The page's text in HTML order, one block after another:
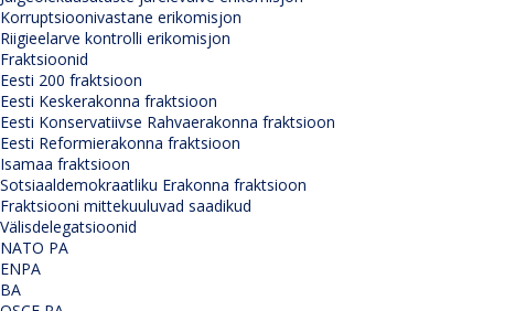
Korruptsioonivastane erikomisjon
Riigieelarve kontrolli erikomisjon
Fraktsioonid
Eesti 200 fraktsioon
Eesti Keskerakonna fraktsioon
Eesti Konservatiivse Rahvaerakonna fraktsioon
Eesti Reformierakonna fraktsioon
Isamaa fraktsioon
Sotsiaaldemokraatliku Erakonna fraktsioon
Fraktsiooni mittekuuluvad saadikud
Välisdelegatsioonid
NATO PA
ENPA
BA